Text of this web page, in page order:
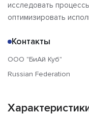
исследовать
оптимизировать
Контакты
ООО "БиАй Куб"
Russian Federation